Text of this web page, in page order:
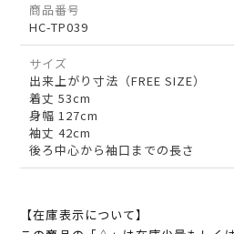
商品番号
HC-TP039
サイズ
出来上がり寸法（FREE SIZE）
着丈 53cm
身幅 127cm
袖丈 42cm
後ろ中心から袖口までの長さ
【在庫表示について】